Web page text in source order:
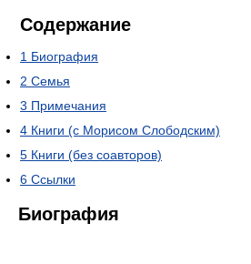
Содержание
1 Биография
2 Семья
3 Примечания
4 Книги (с Морисом Слободским)
5 Книги (без соавторов)
6 Ссылки
Биография